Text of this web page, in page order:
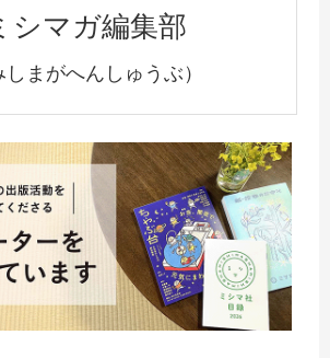
シマガ編集部
しまがへんしゅうぶ）